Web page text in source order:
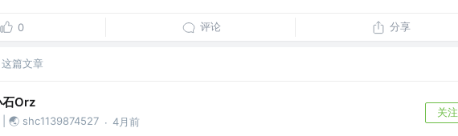
0 评论 分享
篇文章
石Orz
| 🌏 shc1139874527 · 4月前
关注